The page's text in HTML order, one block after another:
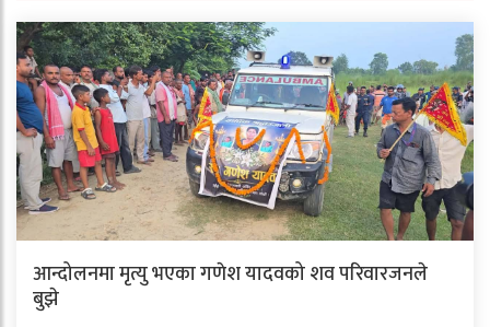
आन्दोलनमा मृत्यु भएका गणेश यादवको शव परिवारजनले
बुझे